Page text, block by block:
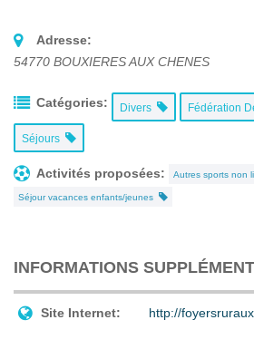
Adresse:
54770 BOUXIERES AUX CHENES
Catégories: Divers Fédération
Séjours
Activités proposées: Autres sports non
Séjour vacances enfants/jeunes
INFORMATIONS
Site Internet: http://